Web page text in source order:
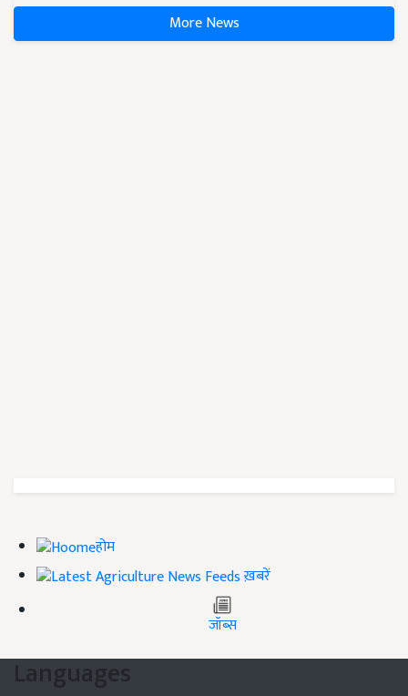
More News
होम
ख़बरें
जॉब्स
Languages